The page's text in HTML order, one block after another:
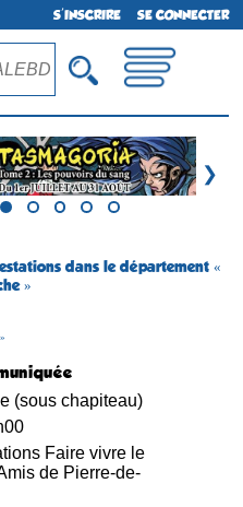
S'INSCRIRE SE CONNECTER
❯
dans le département «
»
(sous chapiteau)
Faire vivre le
de Pierre-de-